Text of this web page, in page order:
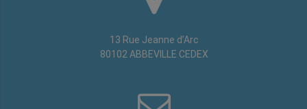
13 Rue Jeanne d’Arc
80102 ABBEVILLE CEDEX